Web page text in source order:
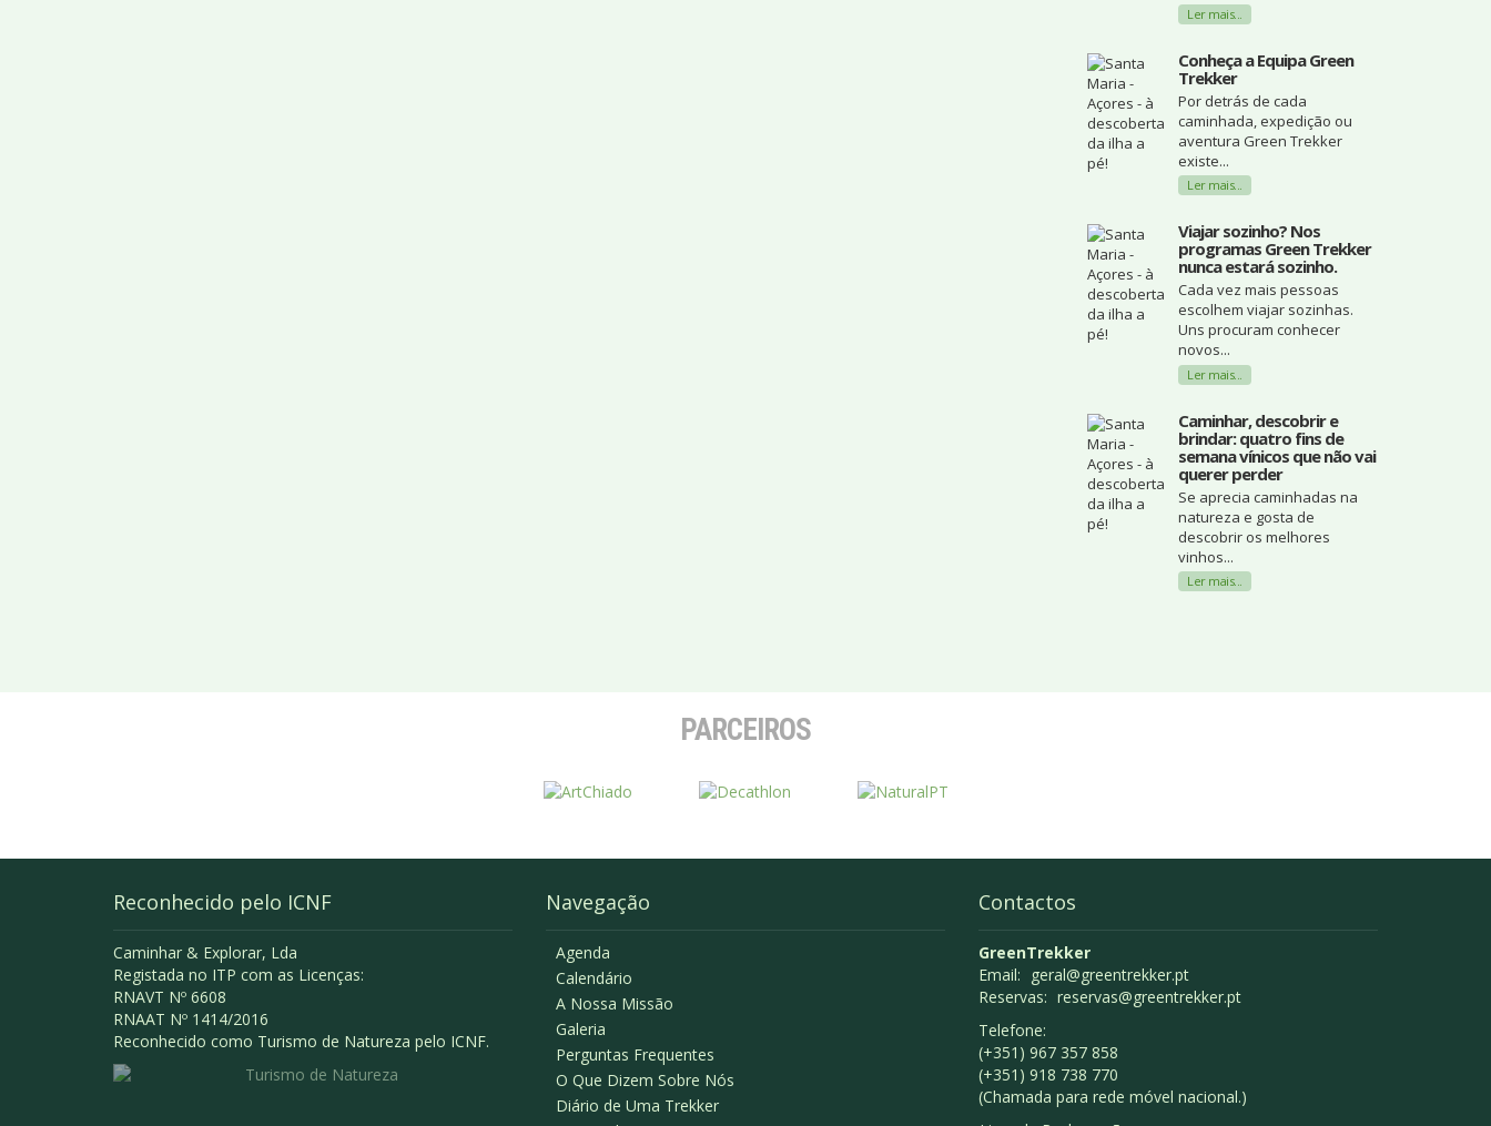
Ler mais...
Conheça a Equipa Green
Trekker
Por detrás de cada
caminhada, expedição ou
aventura Green Trekker
existe...
Ler mais...
Viajar sozinho? Nos
programas Green Trekker
nunca estará sozinho.
Cada vez mais pessoas
escolhem viajar sozinhas.
Uns procuram conhecer
novos...
Ler mais...
Caminhar, descobrir e
brindar: quatro fins de
semana vínicos que não vai
querer perder
Se aprecia caminhadas na
natureza e gosta de
descobrir os melhores
vinhos...
Ler mais...
PARCEIROS
Reconhecido pelo ICNF
Caminhar & Explorar, Lda
Registada no ITP com as Licenças:
RNAVT Nº 6608
RNAAT Nº 1414/2016
Reconhecido como Turismo de Natureza pelo ICNF.
Navegação
Agenda
Calendário
A Nossa Missão
Galeria
Perguntas Frequentes
O Que Dizem Sobre Nós
Diário de Uma Trekker
Contactos
GreenTrekker
Email: geral@greentrekker.pt
Reservas: reservas@greentrekker.pt
Telefone:
(+351) 967 357 858
(+351) 918 738 770
(Chamada para rede móvel nacional.)